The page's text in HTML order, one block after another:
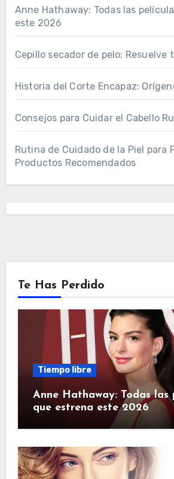
Anne Hathaway: Todas las
este 2026
Cepillo secador de pelo: Resuelve
Historia del Corte Encapaz:
Consejos para Cuidar el Cabello
Rutina de Cuidado de la Piel para
Productos Recomendados
Te Has Perdido
Tiempo libre
Anne Hathaway: Todas las
que estrena este 2026